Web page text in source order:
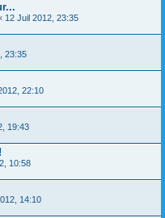
12 Juil 2012, 23:35
23:35
22:10
19:43
10:58
14:10